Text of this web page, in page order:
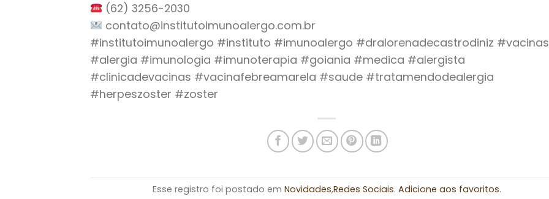
(62) 3256-2030
contato@institutoimunoalergo.com.br
#institutoimunoalergo #instituto #imunoalergo #dralorenadecastrodiniz #vacinas
#alergia #imunologia #imunoterapia #goiania #medica #alergista
#clinicadevacinas #vacinafebreamarela #saude #tratamendodealergia
#herpeszoster #zoster
Esse registro foi postado em Novidades,Redes Sociais. Adicione aos favoritos.